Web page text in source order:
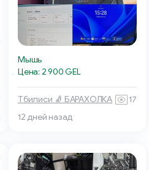
Мышь
Цена: 2 900 GEL
Тбилиси 🧦 БАРАХОЛКА
17
12 дней назад